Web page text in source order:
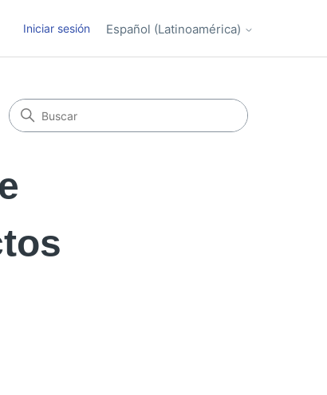
Iniciar sesión Español (Latinoamérica)